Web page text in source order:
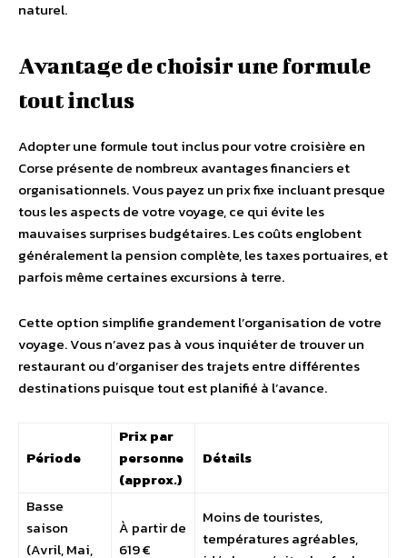
naturel.
Avantage de choisir une formule
tout inclus
Adopter une formule tout inclus pour votre croisière en
Corse présente de nombreux avantages financiers et
organisationnels. Vous payez un prix fixe incluant presque
tous les aspects de votre voyage, ce qui évite les
mauvaises surprises budgétaires. Les coûts englobent
généralement la pension complète, les taxes portuaires, et
parfois même certaines excursions à terre.
Cette option simplifie grandement l’organisation de votre
voyage. Vous n’avez pas à vous inquiéter de trouver un
restaurant ou d’organiser des trajets entre différentes
destinations puisque tout est planifié à l’avance.
Période
Prix par
personne
(approx.)
Détails
Basse
saison
(Avril, Mai,
À partir de
619 €
Moins de touristes,
températures agréables,